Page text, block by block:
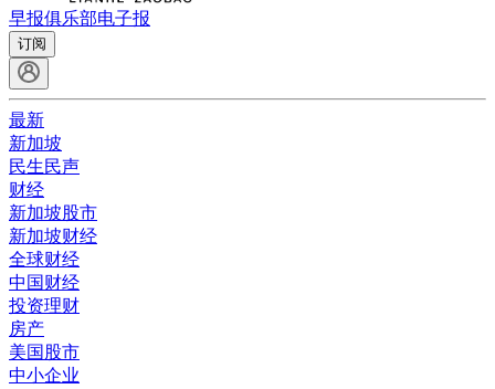
早报俱乐部电子报
订阅
最新
新加坡
民生民声
财经
新加坡股市
新加坡财经
全球财经
中国财经
投资理财
房产
美国股市
中小企业